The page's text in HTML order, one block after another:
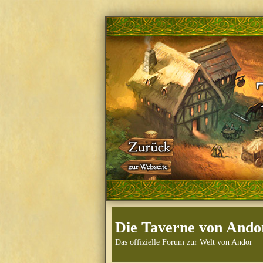
Die Taverne von
Das offizielle Forum zur Welt von Andor